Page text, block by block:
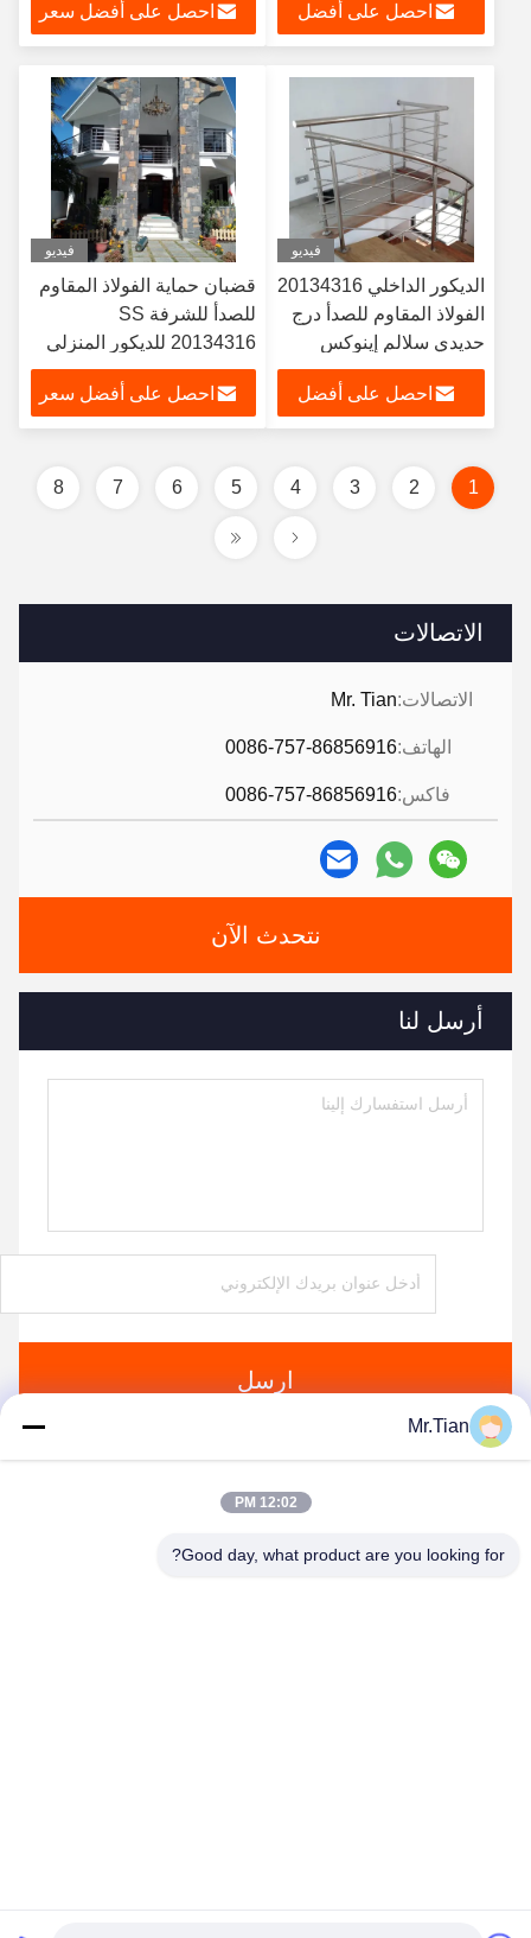
الاتصالات
الاتصالات:Mr. Tian
الهاتف:0086-757-86856916
فاكس:0086-757-86856916
نتحدث الآن
أرسل لنا
ارسل
احصل على أفضل
احصل على أفضل سعر
فيديو
الديكور الداخلي 20134316
الفولاذ المقاوم للصدأ درج
حديدي سلالم إينوكس
احصل على أفضل
فيديو
قضبان حماية الفولاذ المقاوم
للصدأ للشرفة SS
20134316 للديكور المنزلي
احصل على أفضل سعر
1
2
3
4
5
6
7
8
(GuangDong)Foshan Winsco Metal Products
Mr.Tian
12:02 PM
Good day, what product are you looking for?